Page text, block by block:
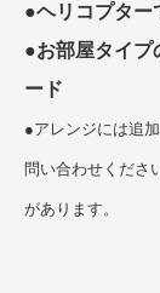
●ヘリコプター
●お部屋タイ
ード
●アレンジには追
問い合わせくださ
があります。